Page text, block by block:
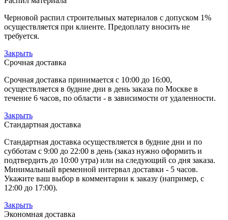
Черновой распил строительных материалов с допуском 1%
осуществляется при клиенте. Предоплату вносить не
требуется.
Закрыть
Срочная доставка
Срочная доставка принимается с 10:00 до 16:00,
осуществляется в будние дни в день заказа по Москве в
течение 6 часов, по области - в зависимости от удаленности.
Закрыть
Стандартная доставка
Стандартная доставка осуществляется в будние дни и по
субботам с 9:00 до 22:00 в день (заказ нужно оформить и
подтвердить до 10:00 утра) или на следующий со дня заказа.
Минимальный временной интервал доставки - 5 часов.
Укажите ваш выбор в комментарии к заказу (например, с
12:00 до 17:00).
Закрыть
Экономная доставка